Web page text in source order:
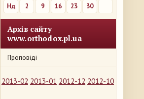
Нд
2 9 16 23 30
Архів сайту
www.orthodox.pl.ua
Проповіді
2013-02 2013-01 2012-12 2012-10